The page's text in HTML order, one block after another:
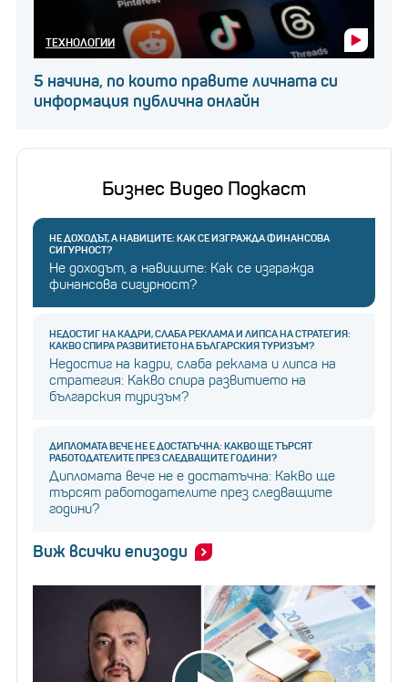
ТЕХНОЛОГИИ
5 начина, по които правите личната си
информация публична онлайн
Бизнес Видео Подкаст
НЕ ДОХОДЪТ, А НАВИЦИТЕ: КАК СЕ ИЗГРАЖДА ФИНАНСОВА
СИГУРНОСТ?
Не доходът, а навиците: Как се изгражда
финансова сигурност?
НЕДОСТИГ НА КАДРИ, СЛАБА РЕКЛАМА И ЛИПСА НА СТРАТЕГИЯ:
КАКВО СПИРА РАЗВИТИЕТО НА БЪЛГАРСКИЯ ТУРИЗЪМ?
Недостиг на кадри, слаба реклама и липса на
стратегия: Какво спира развитието на
българския туризъм?
ДИПЛОМАТА ВЕЧЕ НЕ Е ДОСТАТЪЧНА: КАКВО ЩЕ ТЪРСЯТ
РАБОТОДАТЕЛИТЕ ПРЕЗ СЛЕДВАЩИТЕ ГОДИНИ?
Дипломата вече не е достатъчна: Какво ще
търсят работодателите през следващите
години?
Виж всички епизоди